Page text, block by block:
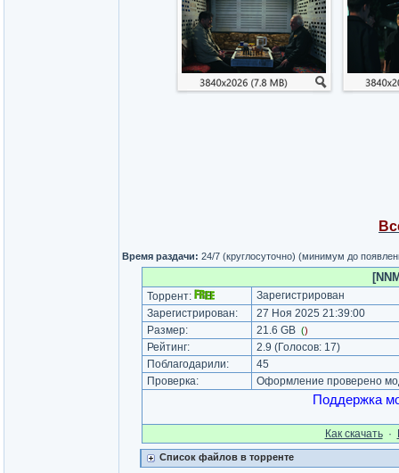
Время раздачи: 24/7 (круглосуточно) (минимум до
Торрент:
Зарегистрирован
Зарегистрирован:
27 Ноя 2025 21:39:00
Размер:
21.6 GB ()
Рейтинг: 2.9 (Голосов: 17)
Поблагодарили:
45
Проверка:
Оформление проверено
Поддержка
Как cкачать·
Список файлов в торренте